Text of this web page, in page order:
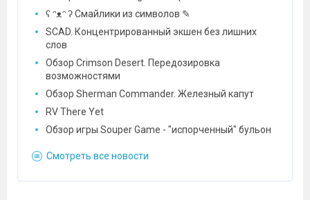
ʕ ᵔᴥᵔ ʔ Смайлики из символов ✎
SCAD. Концентрированный экшен без лишних
слов
Обзор Crimson Desert. Передозировка
возможностями
Обзор Sherman Commander. Железный капут
RV There Yet
Обзор игры Souper Game - "испорченный" бульон
Смотреть все новости